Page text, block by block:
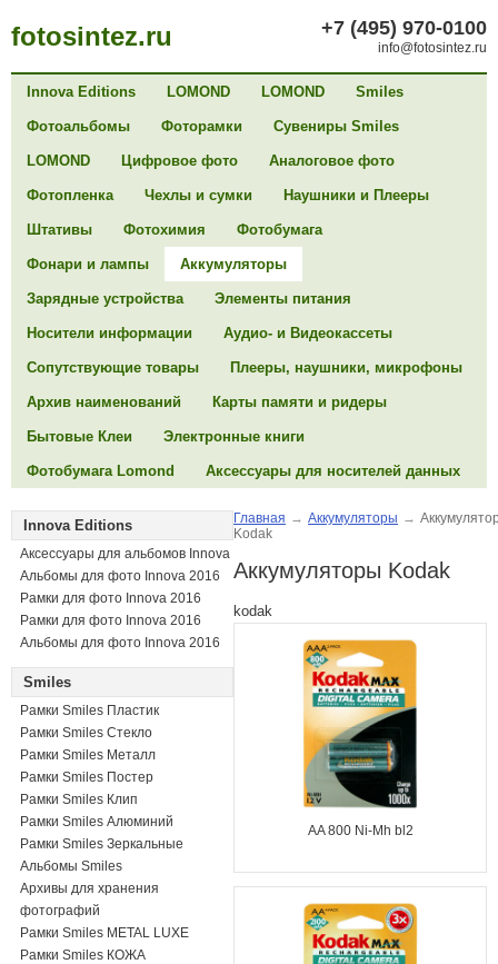
fotosintez.ru +7 (495) 970-0100
info@fotosintez.ru
Innova Editions LOMOND LOMOND Smiles
Фотоальбомы Фоторамки Сувениры Smiles
LOMOND Цифровое фото Аналоговое фото
Фотопленка Чехлы и сумки Наушники и Плееры
Штативы Фотохимия Фотобумага
Фонари и лампы Аккумуляторы
Зарядные устройства Элементы питания
Носители информации Аудио- и Видеокассеты
Сопутствующие товары Плееры, наушники, микрофоны
Архив наименований Карты памяти и ридеры
Бытовые Клеи Электронные книги
Фотобумага Lomond Аксессуары для носителей данных
Innova Editions
Аксессуары для альбомов Innova
Альбомы для фото Innova 2016
Рамки для фото Innova 2016
Рамки для фото Innova 2016
Альбомы для фото Innova 2016
Smiles
Рамки Smiles Пластик
Рамки Smiles Стекло
Рамки Smiles Металл
Рамки Smiles Постер
Рамки Smiles Клип
Рамки Smiles Алюминий
Рамки Smiles Зеркальные
Альбомы Smiles
Архивы для хранения
фотографий
Рамки Smiles METAL LUXE
Рамки Smiles КОЖА
Главная → Аккумуляторы →
Kodak
Аккумуляторы Kodak
kodak
AA 800 Ni-Mh bl2